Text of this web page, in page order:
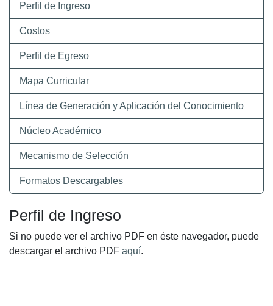
Perfil de Ingreso
Costos
Perfil de Egreso
Mapa Curricular
Línea de Generación y Aplicación del Conocimiento
Núcleo Académico
Mecanismo de Selección
Formatos Descargables
Perfil de Ingreso
Si no puede ver el archivo PDF en éste navegador, puede
descargar el archivo PDF aquí.